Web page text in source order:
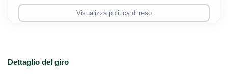
Dettaglio del giro
Visualizza politica di reso